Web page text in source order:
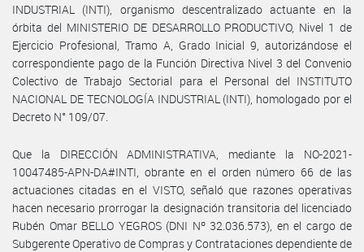
INDUSTRIAL (INTI), organismo descentralizado actuante en la
órbita del MINISTERIO DE DESARROLLO PRODUCTIVO, Nivel 1 de
Ejercicio Profesional, Tramo A, Grado Inicial 9, autorizándose el
correspondiente pago de la Función Directiva Nivel 3 del Convenio
Colectivo de Trabajo Sectorial para el Personal del INSTITUTO
NACIONAL DE TECNOLOGÍA INDUSTRIAL (INTI), homologado por el
Decreto N° 109/07.
Que la DIRECCIÓN ADMINISTRATIVA, mediante la NO-2021-
10047485-APN-DA#INTI, obrante en el orden número 66 de las
actuaciones citadas en el VISTO, señaló que razones operativas
hacen necesario prorrogar la designación transitoria del licenciado
Rubén Omar BELLO YEGROS (DNI Nº 32.036.573), en el cargo de
Subgerente Operativo de Compras y Contrataciones dependiente de